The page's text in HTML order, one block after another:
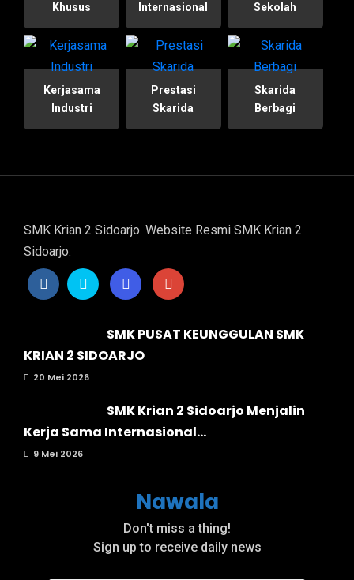
Khusus
Internasional
Sekolah
Kerjasama
Industri
Prestasi
Skarida
Skarida
Berbagi
SMK Krian 2 Sidoarjo. Website Resmi SMK Krian 2
Sidoarjo.
SMK PUSAT KEUNGGULAN SMK
KRIAN 2 SIDOARJO
20 Mei 2026
SMK Krian 2 Sidoarjo Menjalin
Kerja Sama Internasional...
9 Mei 2026
Nawala
Don't miss a thing!
Sign up to receive daily news